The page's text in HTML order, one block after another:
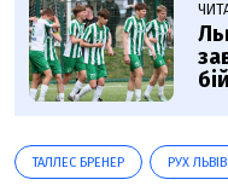
ТАЛЛЕС БРЕНЕР РУХ ЛЬВІВ